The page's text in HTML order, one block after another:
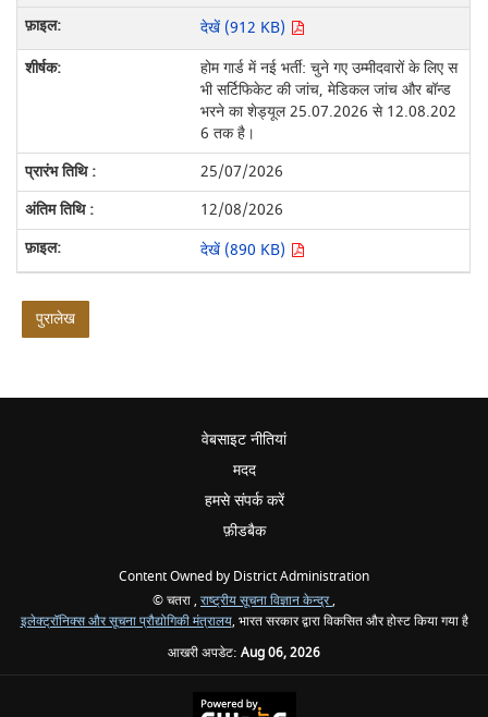
देखें (912 KB)
होम गार्ड में नई भर्ती: चुने गए उम्मीदवारों के लिए स
भी सर्टिफिकेट की जांच, मेडिकल जांच और बॉन्ड
भरने का शेड्यूल 25.07.2026 से 12.08.202
6 तक है।
25/07/2026
12/08/2026
देखें (890 KB)
पुरालेख
वेबसाइट नीतियां
मदद
हमसे संपर्क करें
फ़ीडबैक
Content Owned by District Administration
© चतरा , राष्ट्रीय सूचना विज्ञान केन्द्र,
इलेक्ट्रॉनिक्स और सूचना प्रौद्योगिकी मंत्रालय, भारत सरकार द्वारा विकसित और होस्ट किया गया है
आखरी अपडेट: Aug 06, 2026